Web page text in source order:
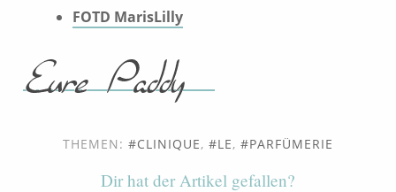
FOTD MarisLilly
THEMEN: CLINIQUE, LE, PARFÜMERIE
Dir hat der Artikel gefallen?